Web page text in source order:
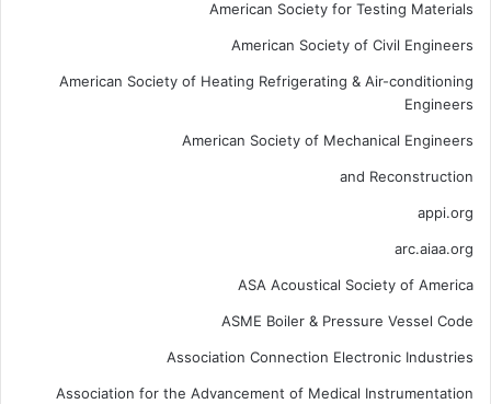
American Society for Testing Materials
American Society of Civil Engineers
American Society of Heating Refrigerating & Air-conditioning
Engineers
American Society of Mechanical Engineers
and Reconstruction
appi.org
arc.aiaa.org
ASA Acoustical Society of America
ASME Boiler & Pressure Vessel Code
Association Connection Electronic Industries
Association for the Advancement of Medical Instrumentation